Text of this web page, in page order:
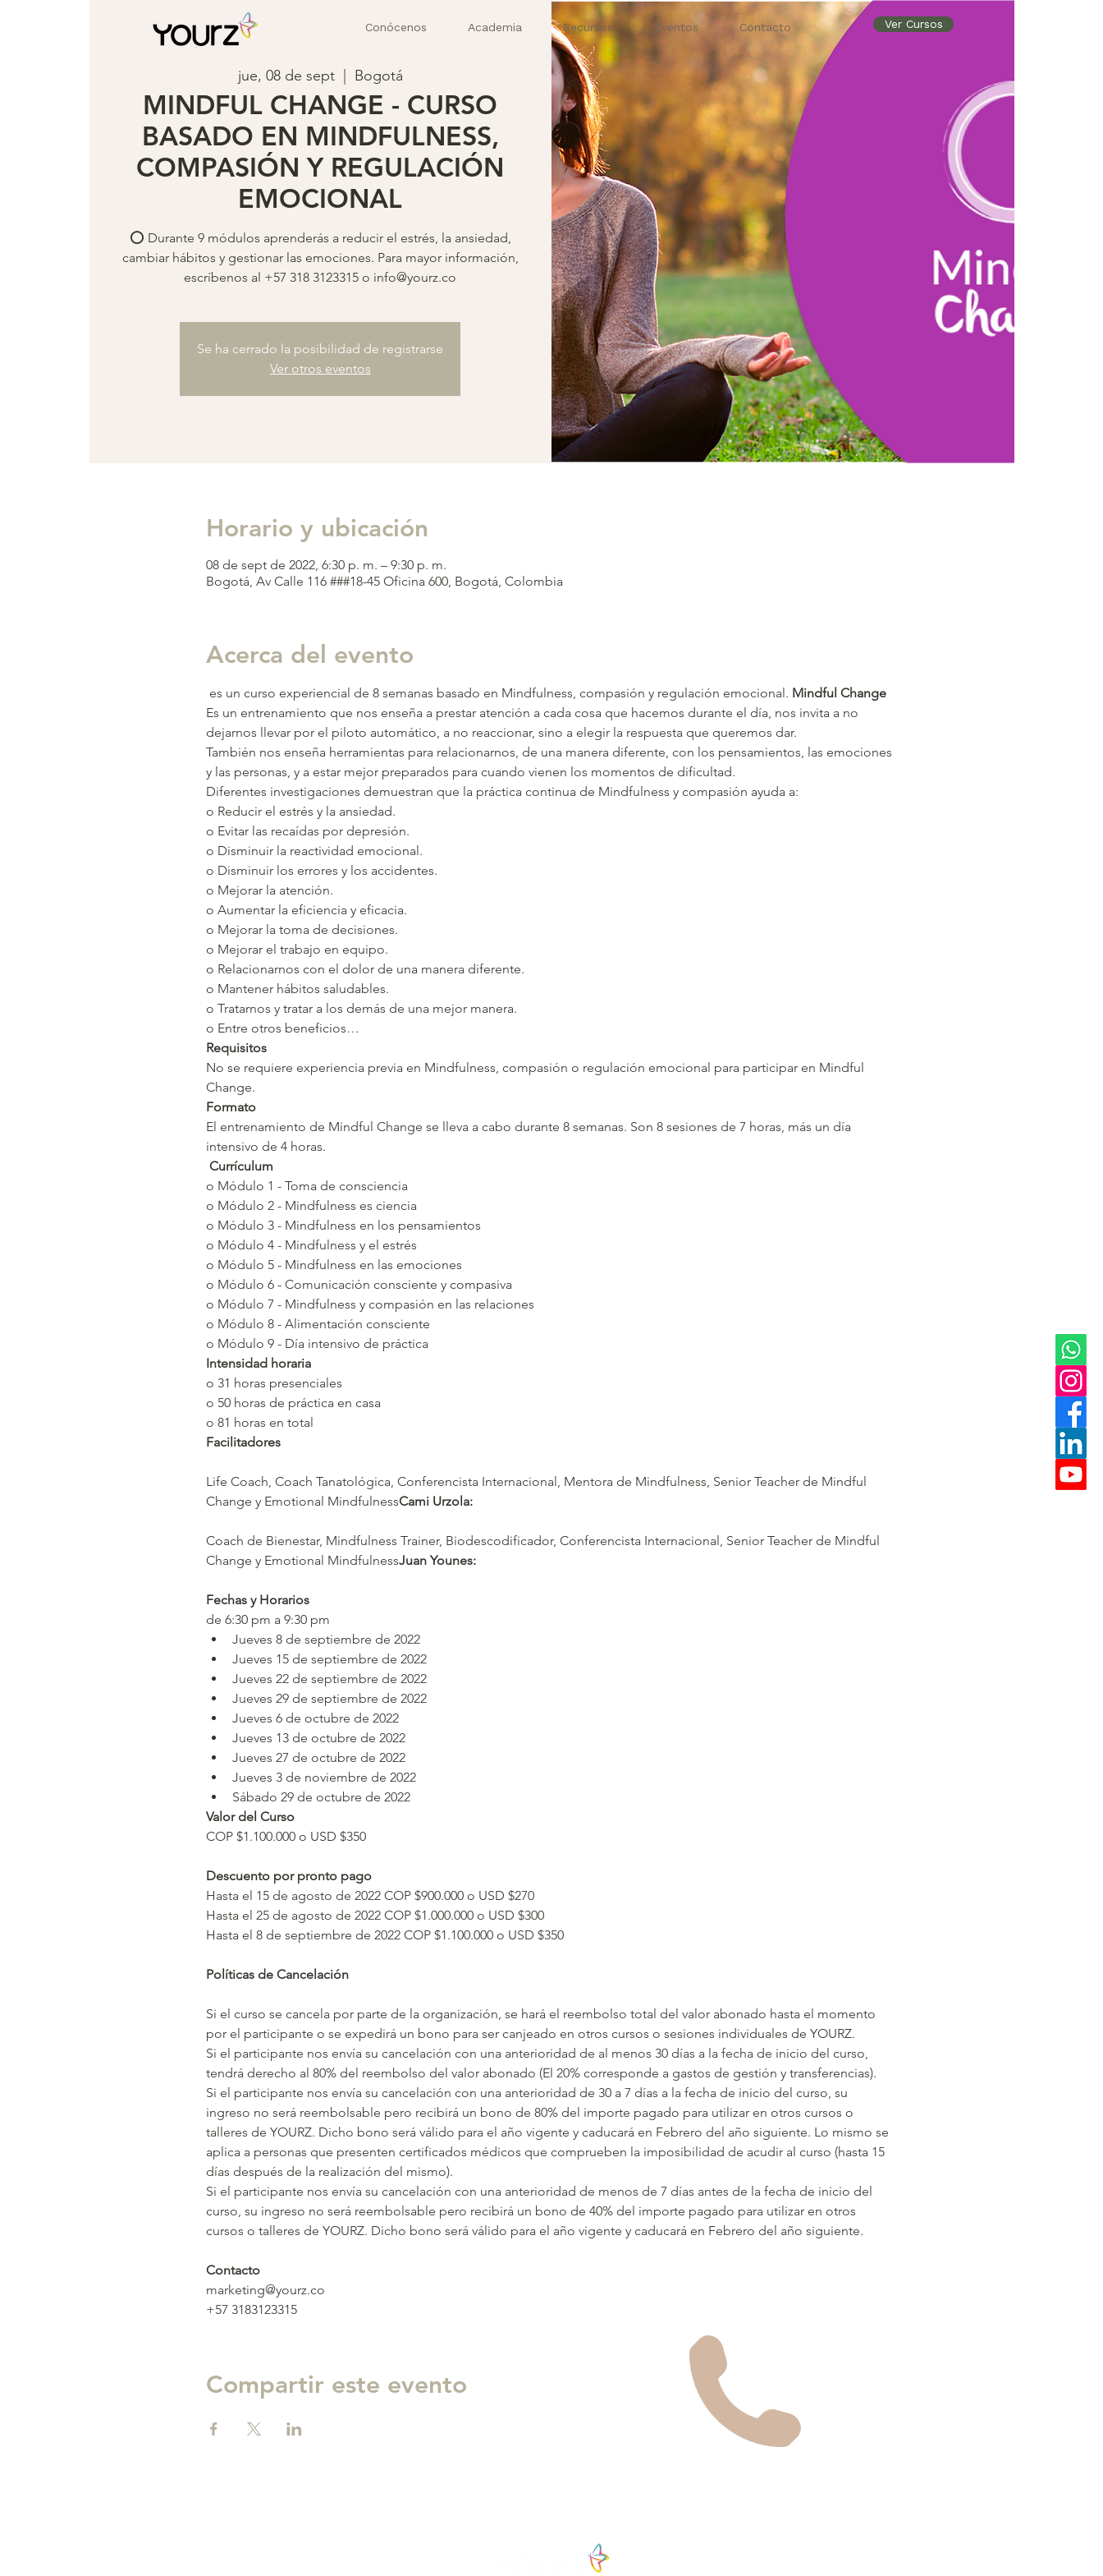
Conócenos Academia Recursos Eventos Contacto Ver Cursos
jue, 08 de sept
  |
Bogotá
MINDFUL CHANGE - CURSO
BASADO EN MINDFULNESS,
COMPASIÓN Y REGULACIÓN
EMOCIONAL
⭕️ Durante 9 módulos aprenderás a reducir el estrés, la ansiedad,
cambiar hábitos y gestionar las emociones. Para mayor información,
escríbenos al +57 318 3123315 o info@yourz.co
Se ha cerrado la posibilidad de registrarse
Ver otros eventos
Horario y ubicación
08 de sept de 2022, 6:30 p. m. – 9:30 p. m.
Bogotá, Av Calle 116 ###18-45 Oficina 600, Bogotá, Colombia
Acerca del evento
es un curso experiencial de 8 semanas basado en Mindfulness, compasión y regulación emocional. Mindful Change
Es un entrenamiento que nos enseña a prestar atención a cada cosa que hacemos durante el día, nos invita a no
dejarnos llevar por el piloto automático, a no reaccionar, sino a elegir la respuesta que queremos dar.
También nos enseña herramientas para relacionarnos, de una manera diferente, con los pensamientos, las emociones
y las personas, y a estar mejor preparados para cuando vienen los momentos de dificultad.
Diferentes investigaciones demuestran que la práctica continua de Mindfulness y compasión ayuda a:
o Reducir el estrés y la ansiedad.
o Evitar las recaídas por depresión.
o Disminuir la reactividad emocional.
o Disminuir los errores y los accidentes.
o Mejorar la atención.
o Aumentar la eficiencia y eficacia.
o Mejorar la toma de decisiones.
o Mejorar el trabajo en equipo.
o Relacionarnos con el dolor de una manera diferente.
o Mantener hábitos saludables.
o Tratarnos y tratar a los demás de una mejor manera.
o Entre otros beneficios…
Requisitos
No se requiere experiencia previa en Mindfulness, compasión o regulación emocional para participar en Mindful
Change.
Formato
El entrenamiento de Mindful Change se lleva a cabo durante 8 semanas. Son 8 sesiones de 7 horas, más un día
intensivo de 4 horas.
Currículum
o Módulo 1 - Toma de consciencia
o Módulo 2 - Mindfulness es ciencia
o Módulo 3 - Mindfulness en los pensamientos
o Módulo 4 - Mindfulness y el estrés
o Módulo 5 - Mindfulness en las emociones
o Módulo 6 - Comunicación consciente y compasiva
o Módulo 7 - Mindfulness y compasión en las relaciones
o Módulo 8 - Alimentación consciente
o Módulo 9 - Día intensivo de práctica
Intensidad horaria
o 31 horas presenciales
o 50 horas de práctica en casa
o 81 horas en total
Facilitadores
Life Coach, Coach Tanatológica, Conferencista Internacional, Mentora de Mindfulness, Senior Teacher de Mindful
Change y Emotional MindfulnessCami Urzola:
Coach de Bienestar, Mindfulness Trainer, Biodescodificador, Conferencista Internacional, Senior Teacher de Mindful
Change y Emotional MindfulnessJuan Younes:
Fechas y Horarios
de 6:30 pm a 9:30 pm
Jueves 8 de septiembre de 2022
Jueves 15 de septiembre de 2022
Jueves 22 de septiembre de 2022
Jueves 29 de septiembre de 2022
Jueves 6 de octubre de 2022
Jueves 13 de octubre de 2022
Jueves 27 de octubre de 2022
Jueves 3 de noviembre de 2022
Sábado 29 de octubre de 2022
Valor del Curso
COP $1.100.000 o USD $350
Descuento por pronto pago
Hasta el 15 de agosto de 2022 COP $900.000 o USD $270
Hasta el 25 de agosto de 2022 COP $1.000.000 o USD $300
Hasta el 8 de septiembre de 2022 COP $1.100.000 o USD $350
Políticas de Cancelación
Si el curso se cancela por parte de la organización, se hará el reembolso total del valor abonado hasta el momento
por el participante o se expedirá un bono para ser canjeado en otros cursos o sesiones individuales de YOURZ.​
Si el participante nos envía su cancelación con una anterioridad de al menos 30 días a la fecha de inicio del curso,
tendrá derecho al 80% del reembolso del valor abonado (El 20% corresponde a gastos de gestión y transferencias).
Si el participante nos envía su cancelación con una anterioridad de 30 a 7 días a la fecha de inicio del curso, su
ingreso no será reembolsable pero recibirá un bono de 80% del importe pagado para utilizar en otros cursos o
talleres de YOURZ. Dicho bono será válido para el año vigente y caducará en Febrero del año siguiente. Lo mismo se
aplica a personas que presenten certificados médicos que comprueben la imposibilidad de acudir al curso (hasta 15
días después de la realización del mismo).
Si el participante nos envía su cancelación con una anterioridad de menos de 7 días antes de la fecha de inicio del
curso, su ingreso no será reembolsable pero recibirá un bono de 40% del importe pagado para utilizar en otros​
cursos o talleres de YOURZ. Dicho bono será válido para el año vigente y caducará en Febrero del año siguiente.
Contacto
marketing@yourz.co
+57 3183123315
Compartir este evento